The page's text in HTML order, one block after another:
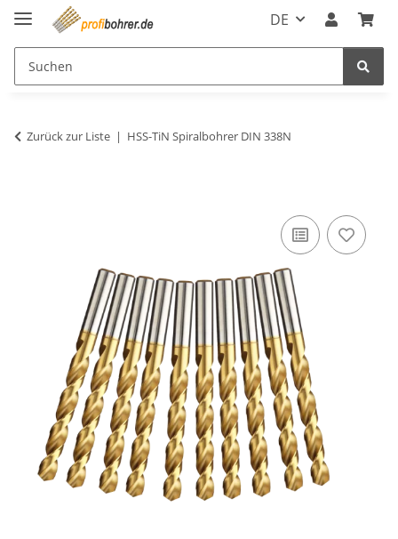
DE
Zurück zur Liste HSS-TiN Spiralbohrer DIN 338N